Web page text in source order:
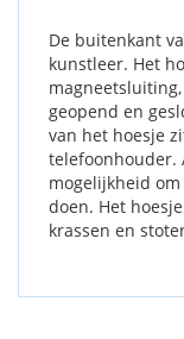
De buitenkant
kunstleer. Het
geopend en
van het hoesje
telefoonhouder.
mogelijkheid
doen. Het
krassen en